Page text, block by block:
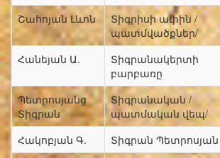
Շահոյան Լևոն
Տիգրիսի ափին /
պատմվածքներ/
Հանեյան Ա.
Տիգրանակերտի
բարբառը
Պետրոսյանց
Տիգրան
Տիգրանական /
պատմական վեպ/
Հակոբյան Գ. Տիգրան Պետրոսյան